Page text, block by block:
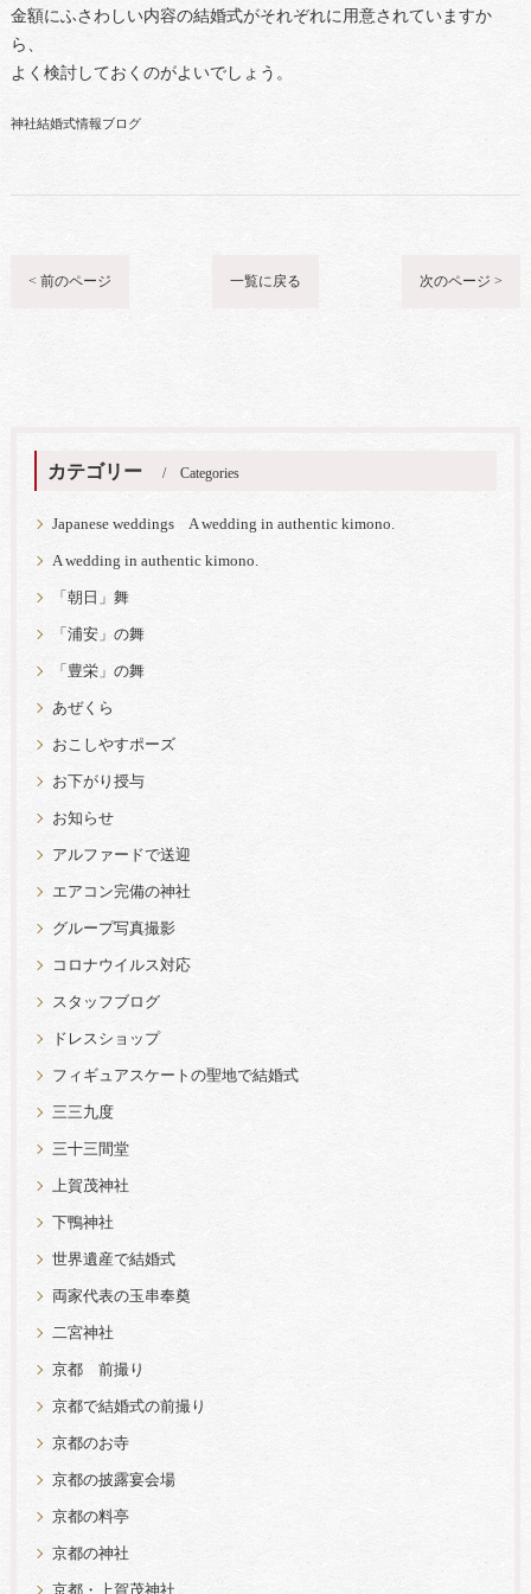
金額にふさわしい内容の結婚式がそれぞれに用意されていますか
ら、
よく検討しておくのがよいでしょう。
神社結婚式情報ブログ
< 前のページ 一覧に戻る 次のページ >
カテゴリー Categories
Japanese weddings A wedding in authentic kimono.
A wedding in authentic kimono.
「朝日」舞
「浦安」の舞
「豊栄」の舞
あぜくら
おこしやすポーズ
お下がり授与
お知らせ
アルファードで送迎
エアコン完備の神社
グループ写真撮影
コロナウイルス対応
スタッフブログ
ドレスショップ
フィギュアスケートの聖地で結婚式
三三九度
三十三間堂
上賀茂神社
下鴨神社
世界遺産で結婚式
両家代表の玉串奉奠
二宮神社
京都 前撮り
京都で結婚式の前撮り
京都のお寺
京都の披露宴会場
京都の料亭
京都の神社
京都・上賀茂神社